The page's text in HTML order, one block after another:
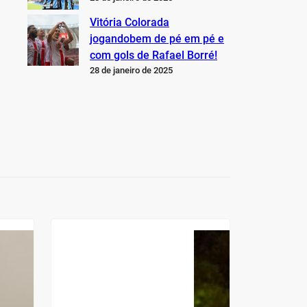
Vitória Colorada
jogandobem de pé em pé e
com gols de Rafael Borré!
28 de janeiro de 2025